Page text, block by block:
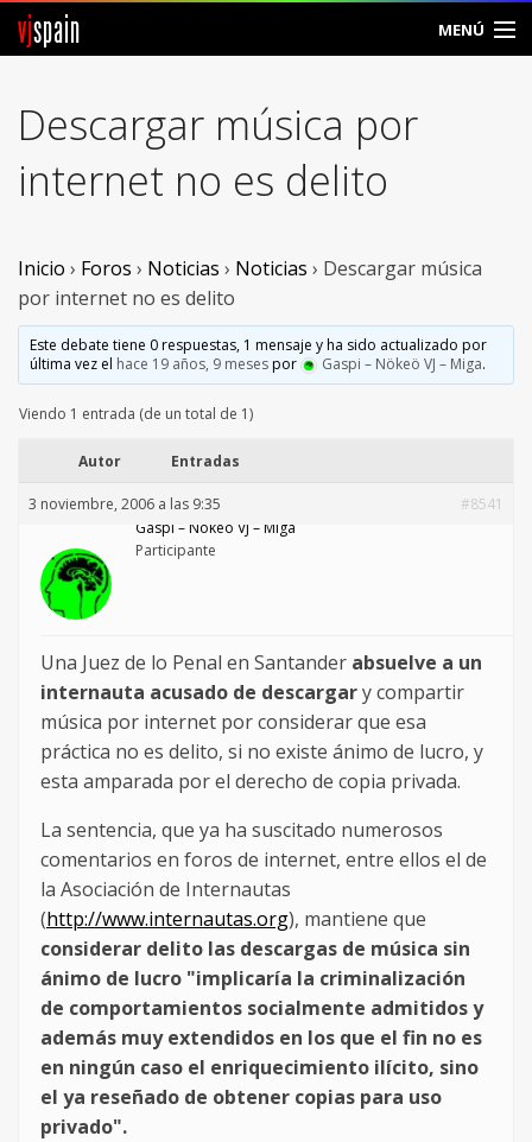
vjspain MENÚ
Foros
Noticias
Vjspain
Ayuda
Contacto
Entrar
Descargar música por
internet no es delito
Inicio › Foros › Noticias › Noticias › Descargar música
por internet no es delito
Este debate tiene 0 respuestas, 1 mensaje y ha sido actualizado por
última vez el hace 19 años, 9 mesespor Gaspi – Nökeö VJ – Miga.
Viendo 1 entrada (de un total de 1)
Autor Entradas
3 noviembre, 2006 a las 9:35
#8541
Gaspi – Nökeö VJ – Miga
Participante
Una Juez de lo Penal en Santander absuelve a un
internauta acusado de descargary compartir
música por internet por considerar que esa
práctica no es delito, si no existe ánimo de lucro, y
esta amparada por el derecho de copia privada.
La sentencia, que ya ha suscitado numerosos
comentarios en foros de internet, entre ellos el de
la Asociación de Internautas
(http://www.internautas.org), mantiene que
considerar delito las descargas de música sin
ánimo de lucro "implicaría la criminalización
de comportamientos socialmente admitidos y
además muy extendidos en los que el fin no es
en ningún caso el enriquecimiento ilícito, sino
el ya reseñado de obtener copias para uso
privado".